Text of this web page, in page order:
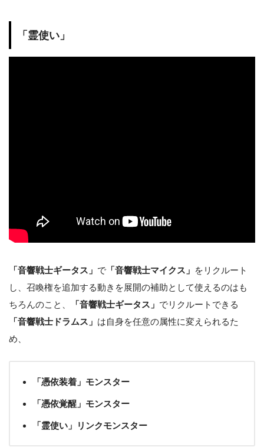
「霊使い」
「音響戦士ギータス」 で 「音響戦士マイクス」 をリクルート
し、召喚権を追加する動きを展開の補助として使えるのはも
ちろんのこと、
「音響戦士ギータス」 でリクルートできる
「音響戦士ドラムス」 は自身を任意の属性に変えられるた
め、
「憑依装着」モンスター
「憑依覚醒」モンスター
「霊使い」リンクモンスター